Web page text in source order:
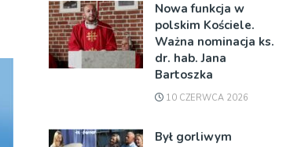
Nowa funkcja w
polskim Kościele.
Ważna nominacja ks.
dr. hab. Jana
Bartoszka
10 CZERWCA 2026
Był gorliwym